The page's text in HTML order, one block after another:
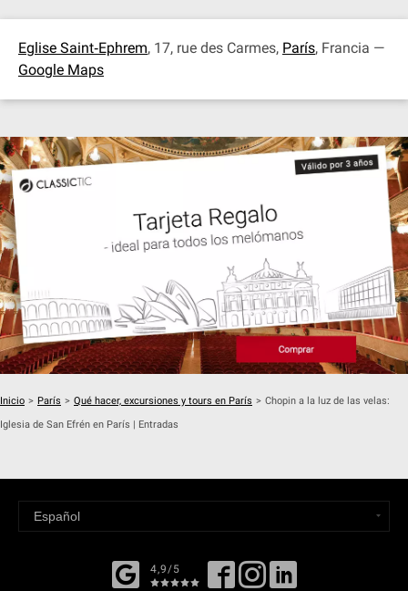
Eglise Saint‐Ephrem, 17, rue des Carmes, París, Francia —
Google Maps
Inicio > París > Qué hacer, excursiones y tours en París > Chopin a la luz de las velas:
Iglesia de San Efrén en París | Entradas
4,9/5